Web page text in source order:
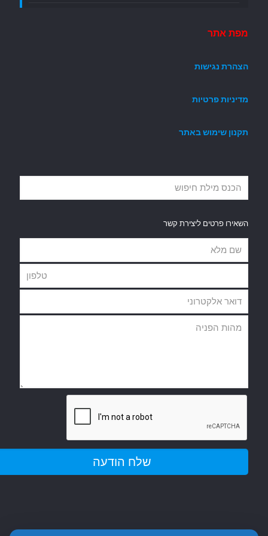
מפת אתר
הצהרת נגישות
מדיניות פרטיות
תקנון שימוש באתר
השאירו פרטים ליצירת קשר